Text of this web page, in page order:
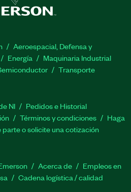
Aeroespacial, Defensa y
Energía
Maquinaria Industrial
Transporte
NI
Pedidos e Historial
Términos y condiciones
Haga
o solicite una cotización
Acerca de
Empleos en
Cadena logística / calidad